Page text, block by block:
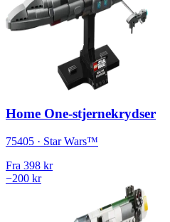
Home One-stjernekrydser
75405 · Star Wars™
Fra 398 kr
−200 kr